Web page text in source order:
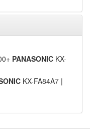
PANASONICKX-
KX-FA84A7 |